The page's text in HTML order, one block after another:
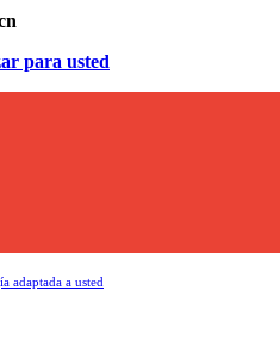
para usted
adaptada a usted